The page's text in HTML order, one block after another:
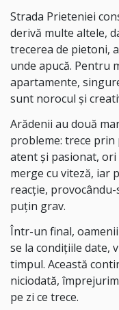
Strada Prieteniei
derivă multe altele,
trecerea de pietoni,
unde apucă. Pentru
apartamente,
sunt norocul și
Arădenii au două
probleme: trece
atent și pasionat, ori
merge cu viteză, iar
reacție,
puțin grav.
Într-un final,
se la condițiile date,
timpul. Această
niciodată,
pe zi ce trece.